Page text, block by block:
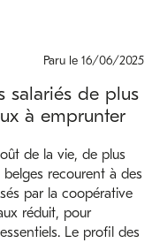
Paru le 16/06/2025
salariés de plus
à emprunter
de la vie, de plus
recourent à des
par la coopérative
réduit, pour
Le profil des